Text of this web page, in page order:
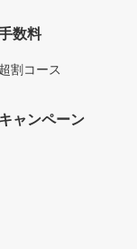
数料
超割コース
キャンペーン